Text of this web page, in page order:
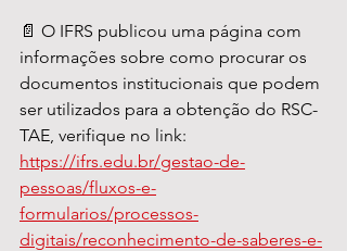
📄 O IFRS publicou uma página com
informações sobre como procurar os
documentos institucionais que podem
ser utilizados para a obtenção do RSC-
TAE, verifique no link:
https://ifrs.edu.br/gestao-de-
pessoas/fluxos-e-
formularios/processos-
digitais/reconhecimento-de-saberes-e-